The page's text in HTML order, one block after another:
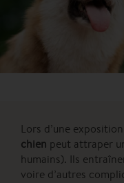
Lors d’une
chien peut attraper
humains). Ils
voire d’autres